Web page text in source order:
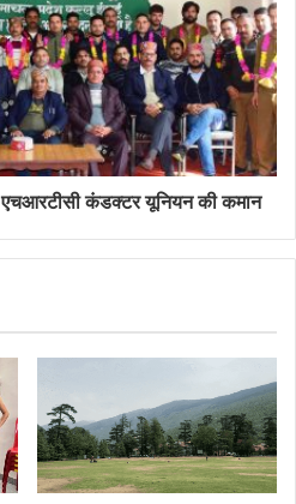
कंडक्टर यूनियन की कमान